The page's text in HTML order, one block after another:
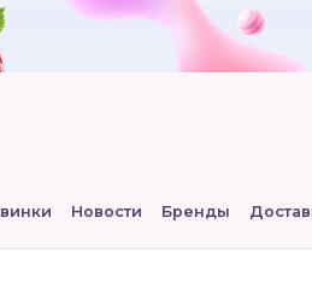
Новости Бренды